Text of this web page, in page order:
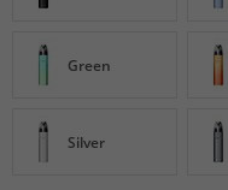
Green
Silver